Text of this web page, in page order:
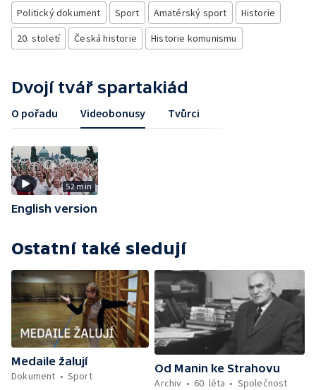
Politický dokument
Sport Amatérský sport
Historie
20. století
Česká historie Historie komunismu
Dvojí tvář spartakiád
O pořadu Videobonusy Tvůrci
52 min
English version
Ostatní také sledují
Medaile žalují
Dokument
Sport
Od Manin ke Strahovu
Archiv
60. léta Společnost